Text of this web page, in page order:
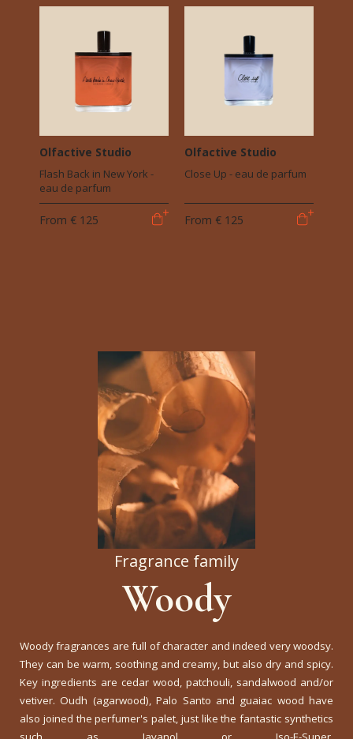
Olfactive Studio
Flash Back in New York -
eau de parfum
From € 125
Olfactive Studio
Close Up - eau de parfum
From € 125
Fragrance family
Woody
Woody fragrances are full of character and indeed very woodsy.
They can be warm, soothing and creamy, but also dry and spicy.
Key ingredients are cedar wood, patchouli, sandalwood and/or
vetiver. Oudh (agarwood), Palo Santo and guaiac wood have
also joined the perfumer's palet, just like the fantastic synthetics